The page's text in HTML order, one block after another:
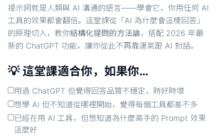
提示詞就是人類與 AI 溝通的語言——學會它，你用任何 AI
工具的效果都會翻倍。這堂課從「AI 為什麼會這樣回答」
的原理切入，教你結構化提問的方法論，搭配 2026 年最
新的 ChatGPT 功能，讓你從此不再靠運氣跟 AI 對話。
💡 這堂課適合你，如果你…
用過 ChatGPT 但覺得回答品質不穩定，時好時壞
想學 AI 但不知道從哪裡開始，覺得每個工具都差不多
已經在用 AI 工具，但想知道為什麼高手的 Prompt 效果
這麼好